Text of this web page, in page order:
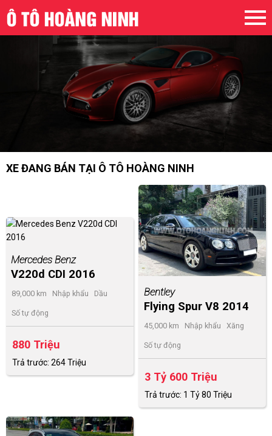
XE ĐANG BÁN TẠI Ô TÔ HOÀNG NINH
Mercedes Benz
V220d CDI 2016
89,000 km Nhập khẩu Dầu
Số tự động
880 Triệu
Trả trước: 264 Triệu
Bentley
Flying Spur V8 2014
45,000 km Nhập khẩu Xăng
Số tự động
3 Tỷ 600 Triệu
Trả trước: 1 Tỷ 80 Triệu